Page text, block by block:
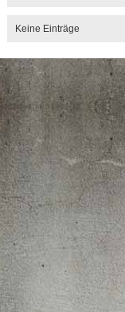
Keine Einträge